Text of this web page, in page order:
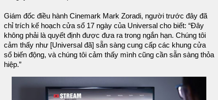
Giám đốc điều hành Cinemark Mark Zoradi, người trước đây đã
chỉ trích kế hoạch cửa sổ 17 ngày của Universal cho biết: “Đây
không phải là quyết định được đưa ra trong ngắn hạn. Chúng tôi
cảm thấy như [Universal đã] sẵn sàng cung cấp các khung cửa
sổ biến động, và chúng tôi cảm thấy mình cũng cần sẵn sàng thỏa
hiệp.”